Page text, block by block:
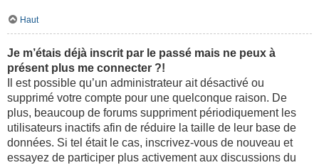
Haut
Je m’étais déjà inscrit par le passé mais ne peux à
présent plus me connecter ?!
Il est possible qu’un administrateur ait désactivé ou
supprimé votre compte pour une quelconque raison. De
plus, beaucoup de forums suppriment périodiquement les
utilisateurs inactifs afin de réduire la taille de leur base de
données. Si tel était le cas, inscrivez-vous de nouveau et
essayez de participer plus activement aux discussions du